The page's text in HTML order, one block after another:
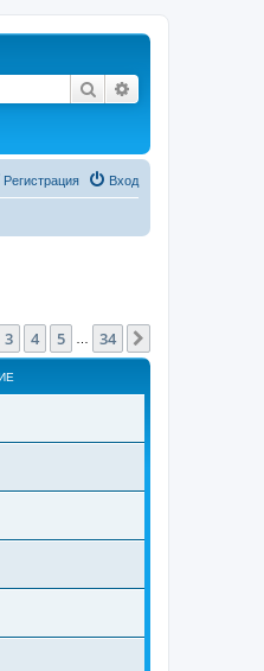
Поиск
Вход
Регистрация
1 из 34
3 4 5 34